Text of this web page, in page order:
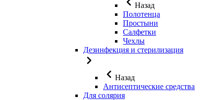
Назад
Полотенца
Простыни
Салфетки
Чехлы
Дезинфекция и стерилизация
Назад
Антисептические средства
Для солярия